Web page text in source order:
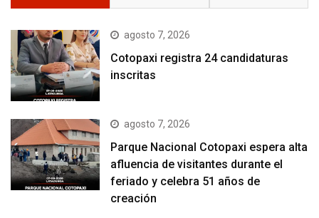
agosto 7, 2026
Cotopaxi registra 24 candidaturas
inscritas
agosto 7, 2026
Parque Nacional Cotopaxi espera alta
afluencia de visitantes durante el
feriado y celebra 51 años de
creación